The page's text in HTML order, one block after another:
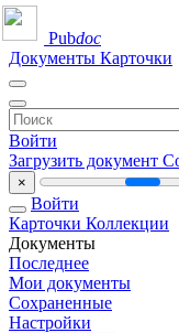
Pubdoc
Документы Карточки
Войти
Загрузить документ
×
Войти
Карточки Коллекции
Документы
Последнее
Мои документы
Сохраненные
Настройки